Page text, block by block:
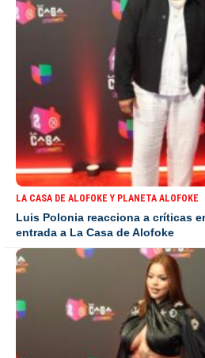
LA CASA DE ALOFOKE Y PLANETA ALOFOKE
Luis Polonia reacciona a críticas
entrada a La Casa de Alofoke